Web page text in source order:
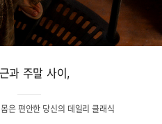
과 주말 사이,
은 편안한 당신의 데일리 클래식